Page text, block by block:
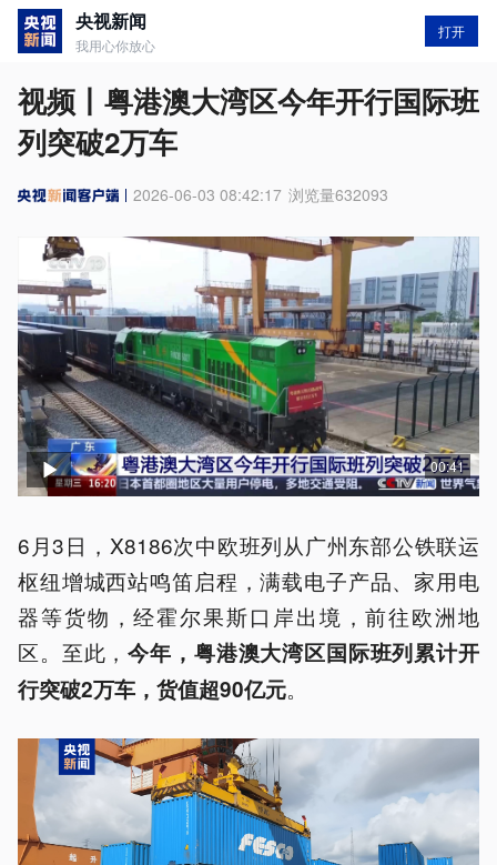
央视新闻
我用心你放心
打开
视频丨粤港澳大湾区今年开行国际班
列突破2万车
2026-06-03 08:42:17 浏览量632093
00:41
6月3日，X8186次中欧班列从广州东部公铁联运
枢纽增城西站鸣笛启程，满载电子产品、家用电
器等货物，经霍尔果斯口岸出境，前往欧洲地
区。至此，今年，粤港澳大湾区国际班列累计开
行突破2万车，货值超90亿元。